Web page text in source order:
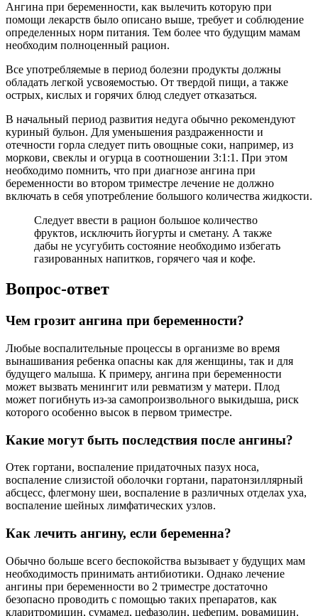
Ангина при беременности, как вылечить которую при
помощи лекарств было описано выше, требует и соблюдение
определенных норм питания. Тем более что будущим мамам
необходим полноценный рацион.
Все употребляемые в период болезни продукты должны
обладать легкой усвояемостью. От твердой пищи, а также
острых, кислых и горячих блюд следует отказаться.
В начальный период развития недуга обычно рекомендуют
куриный бульон. Для уменьшения раздраженности и
отечности горла следует пить овощные соки, например, из
моркови, свеклы и огурца в соотношении 3:1:1. При этом
необходимо помнить, что при диагнозе ангина при
беременности во втором триместре лечение не должно
включать в себя употребление большого количества жидкости.
Следует ввести в рацион большое количество
фруктов, исключить йогурты и сметану. А также
дабы не усугубить состояние необходимо избегать
газированных напитков, горячего чая и кофе.
Вопрос-ответ
Чем грозит ангина при беременности?
Любые воспалительные процессы в организме во время
вынашивания ребенка опасны как для женщины, так и для
будущего малыша. К примеру, ангина при беременности
может вызвать менингит или ревматизм у матери. Плод
может погибнуть из-за самопроизвольного выкидыша, риск
которого особенно высок в первом триместре.
Какие могут быть последствия после ангины?
Отек гортани, воспаление придаточных пазух носа,
воспаление слизистой оболочки гортани, паратонзиллярный
абсцесс, флегмону шеи, воспаление в различных отделах уха,
воспаление шейных лимфатических узлов.
Как лечить ангину, если беременна?
Обычно больше всего беспокойства вызывает у будущих мам
необходимость принимать антибиотики. Однако лечение
ангины при беременности во 2 триместре достаточно
безопасно проводить с помощью таких препаратов, как
кларитромицин, сумамед, цефазолин, цефепим, ровамицин.